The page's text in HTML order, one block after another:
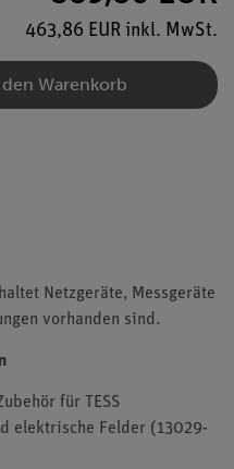
463,86 EUR inkl. MwSt.
Warenkorb
Netzgeräte, Messgeräte
vorhanden sind.
für TESS
elektrische Felder (13029-